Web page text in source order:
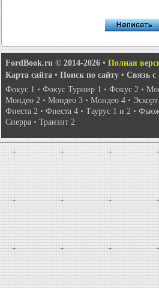
FordBook.ru © 2014-2026 • Полная
Карта сайта • Поиск по сайту • Связь с
Фокус 1 • Фокус Турнир 1 • Фокус 2 •
Мондео 2 • Мондео 3 • Мондео 4 •
Фиеста 2 • Фиеста 4 • Таурус 1 и 2 •
Сиерра • Транзит 2